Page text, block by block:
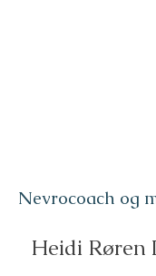
Nevrocoach og
Heidi Røren